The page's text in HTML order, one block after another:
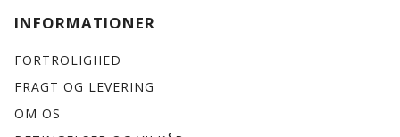
INFORMATIONER
FORTROLIGHED
FRAGT OG LEVERING
OM OS